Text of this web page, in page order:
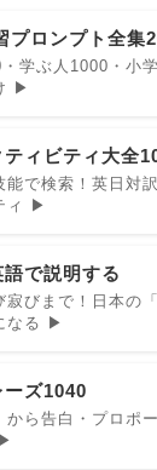
プロンプト全集
学ぶ人1000・小
▶
ィビティ大全
能で検索！英日対
ィ ▶
語で説明する
寂びまで！日本の
なる ▶
ズ1040
から告白・プロポ